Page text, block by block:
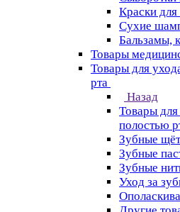
Краски для
Сухие
Бальзамы,
Товары
Товары для
рта
Назад
Товары
полостью
Зубные
Зубные
Зубные
Уход за